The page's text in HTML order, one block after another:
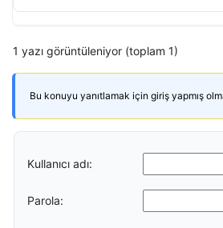
1 yazı görüntüleniyor (toplam 1)
Bu konuyu yanıtlamak için giriş yapmış
Kullanıcı adı:
Parola: